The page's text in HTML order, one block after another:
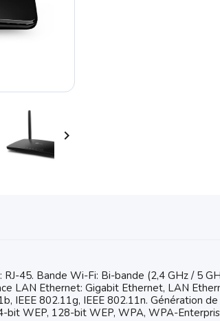

45. Bande Wi-Fi: Bi-bande (2,4 GHz / 5
LAN Ethernet: Gigabit Ethernet, LAN
IEEE 802.11g, IEEE 802.11n. Génération
bit WEP, 128-bit WEP, WPA, WPA-